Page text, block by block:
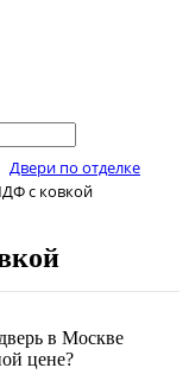
Двери по отделке
с ковкой
в Москве
цене?